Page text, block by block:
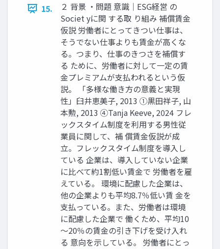
15.
２ 背景 ・問題 意識｜ESG経営 の
Societ yに関 する取 り組み 補償賃金
仮説 労働者にとってきつい仕事は、
そうでない仕事よりも賃金が高くな
る。つまり、仕事のきつさを補償す
る ために、労働者に対して一定の賃
金プレミアムが支払われるという仮
説。 「多様な働き方の意義と実現
性」臼井恵美子, 2013 ①黒田祥子, 山
本勲, 2013 ④Tanja Keeve, 2024 フレ
ックスタイム制度を利用する男性従
業員に関して、補 償賃金仮説が成
立。フレックスタイム制度を導入し
ている 企業は、導入していない企業
に比べて約1割低い賃金で 労働者を雇
えている。 環境に配慮した企業は、
他の企業よりも平均8.7％低い賃 金を
支払っている。また、労働者は環境
に配慮した企業で 働くため、平均10
～20％の賃金の引き下げを受け入れ
る 意向を示している。 労働者にとっ